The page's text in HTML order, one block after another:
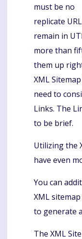
must be no
replicate
remain in
more than
them up
XML
need to
Links. The
to be brief.
Utilizing the
have even
You can
XML
to generate
The XML